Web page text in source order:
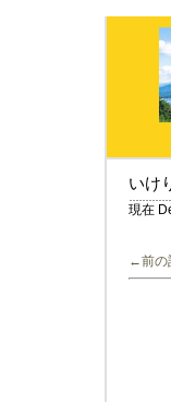
いけ
現在
←前の